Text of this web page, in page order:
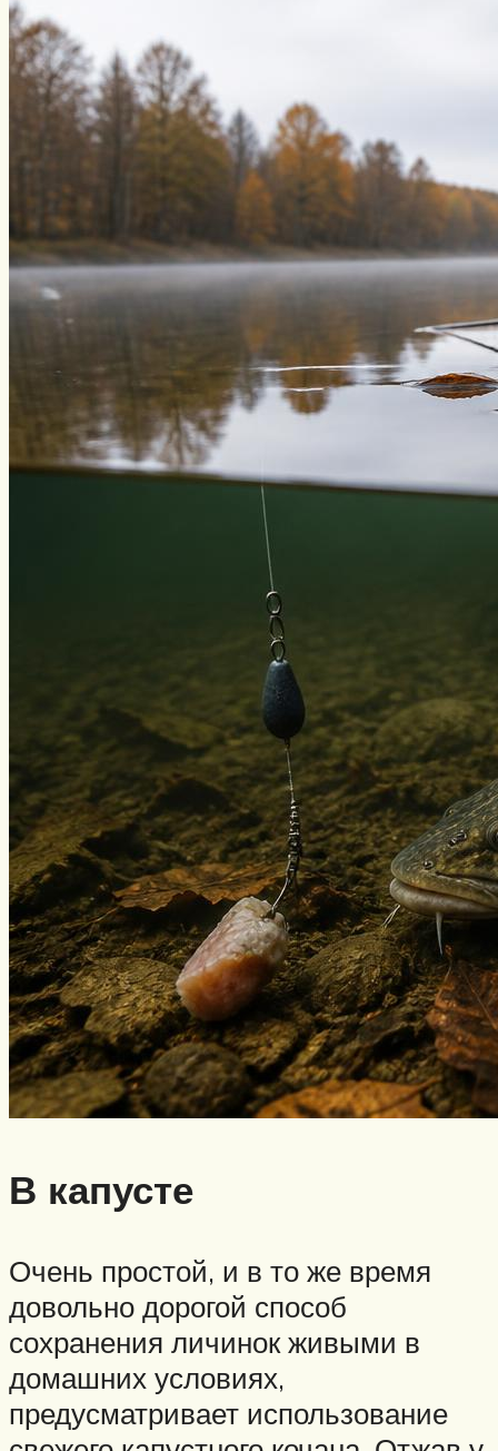
В капусте
Очень простой, и в то же время
довольно дорогой способ
сохранения личинок живыми в
домашних условиях,
предусматривает использование